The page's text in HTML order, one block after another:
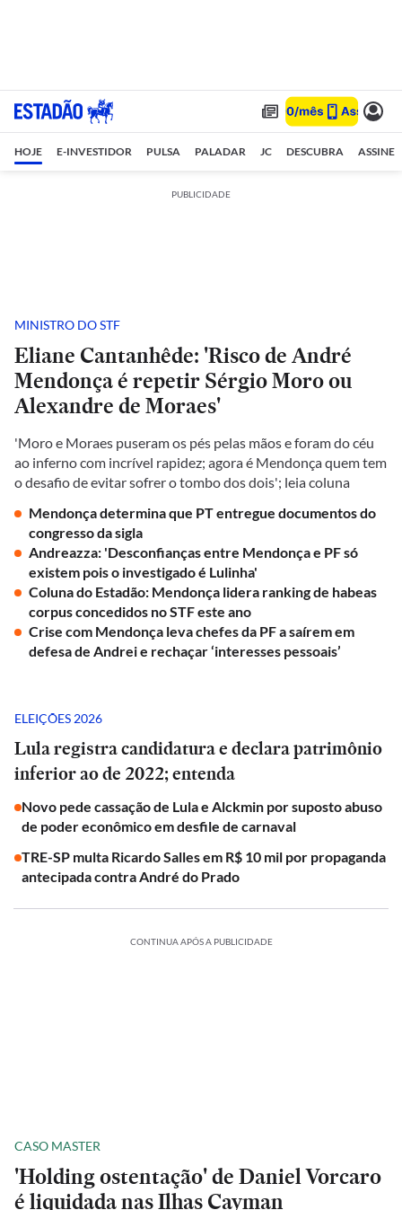
HOJE E-INVESTIDOR PULSA PALADAR JC DESCUBRA ASSINE
PUBLICIDADE
MINISTRO DO STF
Eliane Cantanhêde: 'Risco de André
Mendonça é repetir Sérgio Moro ou
Alexandre de Moraes'
'Moro e Moraes puseram os pés pelas mãos e foram do céu
ao inferno com incrível rapidez; agora é Mendonça quem tem
o desafio de evitar sofrer o tombo dos dois'; leia coluna
Mendonça determina que PT entregue documentos do
congresso da sigla
Andreazza: 'Desconfianças entre Mendonça e PF só
existem pois o investigado é Lulinha'
Coluna do Estadão: Mendonça lidera ranking de habeas
corpus concedidos no STF este ano
Crise com Mendonça leva chefes da PF a saírem em
defesa de Andrei e rechaçar ‘interesses pessoais’
ELEIÇÕES 2026
Lula registra candidatura e declara patrimônio
inferior ao de 2022; entenda
Novo pede cassação de Lula e Alckmin por suposto abuso
de poder econômico em desfile de carnaval
TRE-SP multa Ricardo Salles em R$ 10 mil por propaganda
antecipada contra André do Prado
CONTINUA APÓS A PUBLICIDADE
CASO MASTER
'Holding ostentação' de Daniel Vorcaro
é liquidada nas Ilhas Cayman